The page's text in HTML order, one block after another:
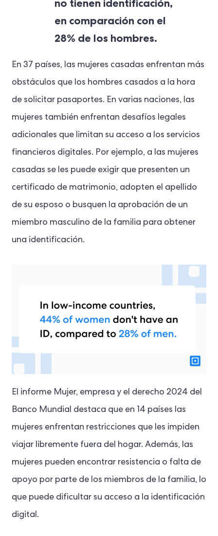
en comparación con el
28% de los hombres.
En 37 países, las mujeres casadas enfrentan más
obstáculos que los hombres casados a la hora
de solicitar pasaportes. En varias naciones, las
mujeres también enfrentan desafíos legales
adicionales que limitan su acceso a los servicios
financieros digitales. Por ejemplo, a las mujeres
casadas se les puede exigir que presenten un
certificado de matrimonio, adopten el apellido
de su esposo o busquen la aprobación de un
miembro masculino de la familia para obtener
una identificación.
El informe Mujer, empresa y el derecho 2024 del
Banco Mundial destaca que en 14 países las
mujeres enfrentan restricciones que les impiden
viajar libremente fuera del hogar. Además, las
mujeres pueden encontrar resistencia o falta de
apoyo por parte de los miembros de la familia, lo
que puede dificultar su acceso a la identificación
digital.